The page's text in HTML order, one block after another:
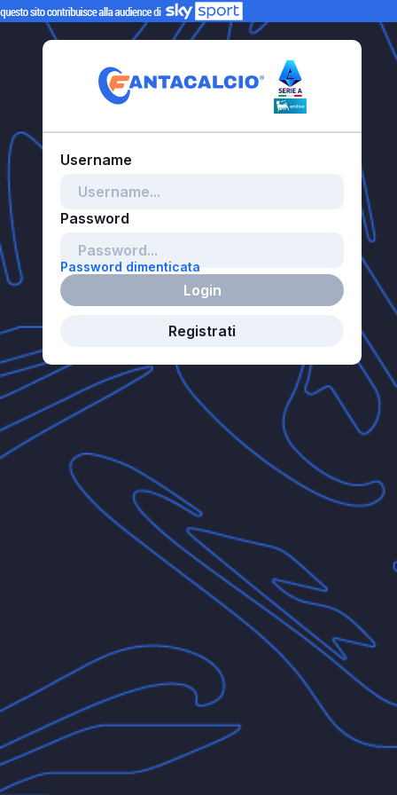
Password dimenticata
Login
Registrati